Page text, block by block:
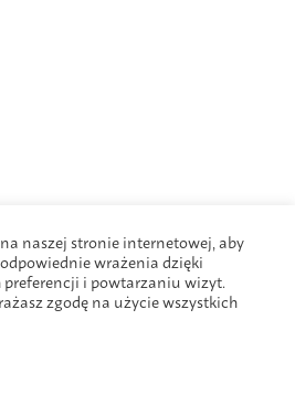
naszej stronie internetowej, aby
wrażenia dzięki
i powtarzaniu wizyt.
zgodę na użycie wszystkich